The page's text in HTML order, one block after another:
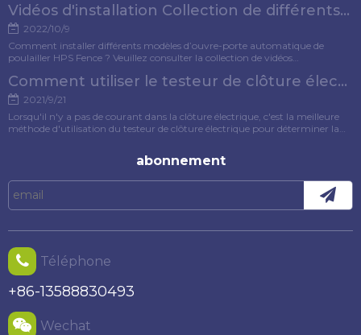
Vidéos d'installation Collection de différents modèles d'ouvre-porte pour poulets
2022/10/9
Comment installer différents modèles d’ouvre-porte automatique de
poulailler HPS Fence ? Veuillez consulter la collection de vidéos
Comment utiliser le testeur de clôture électrique ?
2021/9/21
Lorsqu'il n'y a pas de courant dans la clôture électrique, c'est la meilleure
méthode d'utilisation du testeur de clôture électrique pour déterminer la
abonnement
Téléphone
+86-13588830493
Wechat